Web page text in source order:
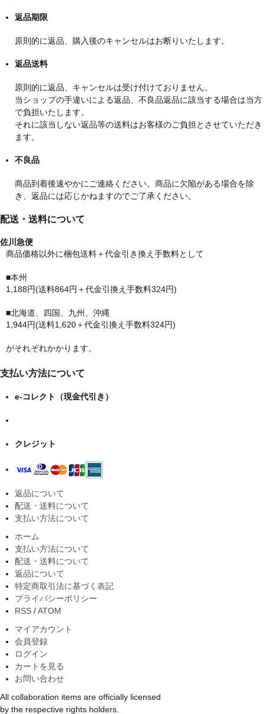
返品期限
原則的に返品、購入後のキャンセルはお断りいたします。
返品送料
原則的に返品、キャンセルは受け付けておりません。
当ショップの手違いによる返品、不良品返品に該当する場合は当方
で負担いたします。
それに該当しない返品等の送料はお客様のご負担とさせていただき
ます。
不良品
商品到着後速やかにご連絡ください。商品に欠陥がある場合を除
き、返品には応じかねますのでご了承ください。
配送・送料について
佐川急便
商品価格以外に梱包送料＋代金引き換え手数料として
■本州
1,188円(送料864円＋代金引換え手数料324円)
■北海道、四国、九州、沖縄
1,944円(送料1,620＋代金引換え手数料324円)
がそれぞれかかります。
支払い方法について
e-コレクト（現金代引き）
クレジット
返品について
配送・送料について
支払い方法について
ホーム
支払い方法について
配送・送料について
返品について
特定商取引法に基づく表記
プライバシーポリシー
RSS /ATOM
マイアカウント
会員登録
ログイン
カートを見る
お問い合わせ
All collaboration items are officially licensed
by the respective rights holders.